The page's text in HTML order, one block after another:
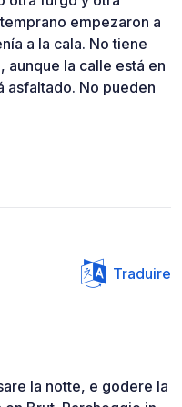
empezaron a
a la cala. No tiene
la calle está en
asfaltado. No pueden
Traduire
la notte, e godere la